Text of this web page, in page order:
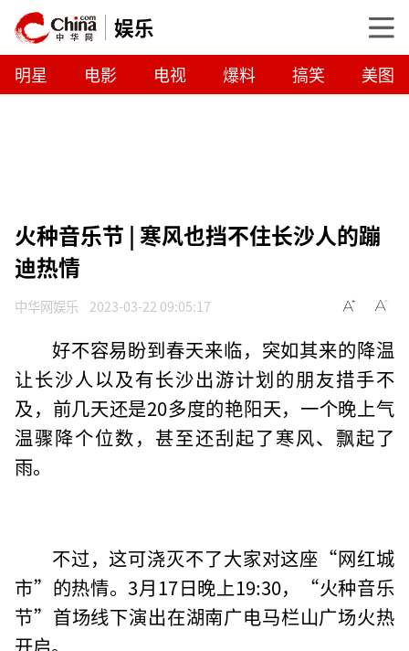
娱乐
明星 电影 电视 爆料 搞笑 美图
火种音乐节 | 寒风也挡不住长沙人的蹦
迪热情
中华网娱乐 2023-03-22 09:05:17
好不容易盼到春天来临，突如其来的降温
让长沙人以及有长沙出游计划的朋友措手不
及，前几天还是20多度的艳阳天，一个晚上气
温骤降个位数，甚至还刮起了寒风、飘起了
雨。
不过，这可浇灭不了大家对这座“网红城
市”的热情。3月17日晚上19:30，“火种音乐
节”首场线下演出在湖南广电马栏山广场火热
开启。